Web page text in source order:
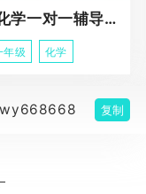
高三化学一对一辅导课程
年级 化学
复制